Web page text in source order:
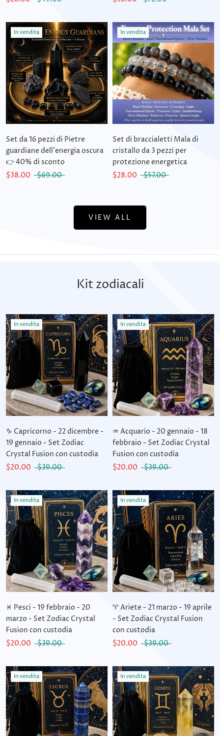
In vendita
Set da 16 pezzi di Pietre
guardiane dell'energia oscura
👉 40% di sconto
$38.00
$69.00
In vendita
Set di braccialetti Mala di
cristallo da 3 pezzi per
protezione energetica
$28.00
$57.00
VIEW ALL
Kit zodiacali
In vendita
♑ Capricorno - 22 dicembre -
19 gennaio - Set Zodiac
Crystal Fusion con custodia
$20.00
$39.00
In vendita
♒ Acquario - 20 gennaio - 18
febbraio - Set Zodiac Crystal
Fusion con custodia
$20.00
$39.00
In vendita
♓ Pesci - 19 febbraio - 20
marzo - Set Zodiac Crystal
Fusion con custodia
$20.00
$39.00
In vendita
♈ Ariete - 21 marzo - 19 aprile
- Set Zodiac Crystal Fusion
con custodia
$20.00
$39.00
In vendita In vendita